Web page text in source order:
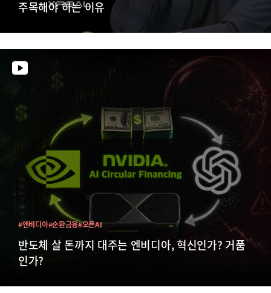
주목해야 하는 이유
반도체 살 돈까지 대주는 엔비디아, 혁신인가? 거품
인가?
#엔비디아#순환금융#오픈AI